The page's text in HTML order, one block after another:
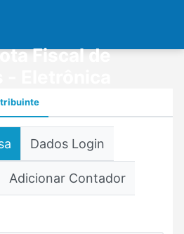
Fiscal de
Dados Login
Adicionar Contador